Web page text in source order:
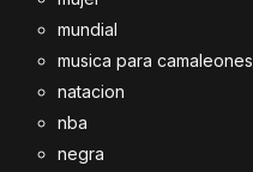
mundial
musica para camaleones
natacion
nba
negra